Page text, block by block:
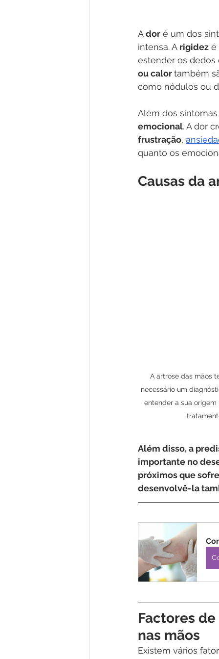
A dor é um dos
intensa. A rigidez é
estender os dedos
ou calor também
como nódulos ou
Além dos
emocional. A dor
frustração,
quanto os
Causas da
A artrose das mãos
necessário um
entender a sua
Além disso, a
importante no
próximos que
desenvolvê-la
Factores
nas mãos
Existem vários